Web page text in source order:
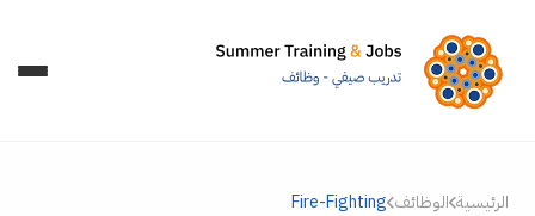
الرئيسية الوظائف Fire-Fighting